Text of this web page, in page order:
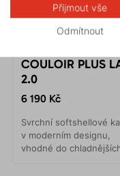
COULOIR PLUS
2.0
6 190 Kč
Svrchní softshellové
v moderním designu,
vhodné do
Přijmout vše
Odmítnout